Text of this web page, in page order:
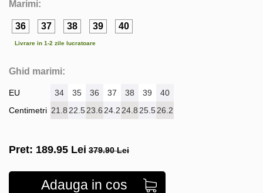
Marimi:
36 37 38 39 40
Livrare in 1-2 zile lucratoare
Ghid marimi:
EU
Centimetri
34 35 36 37 38 39
40
21.8 22.523.6 24.2 24.8 25.526.2
Pret: 189.95 Lei 379.90 Lei
Adauga in cos